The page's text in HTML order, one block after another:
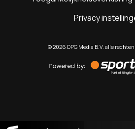
Privacy
©2026 DPG Media B.V. alle
by